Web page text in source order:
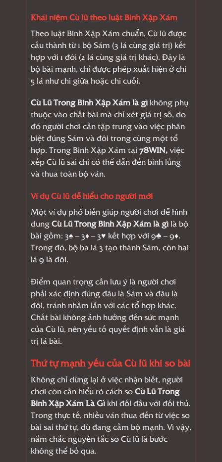
Khái niệm Cù lũ theo luật Binh Xập Xám
Theo luật Binh Xập Xám chuẩn, Cù lũ được
cấu thành từ 1 bộ Sám (3 lá cùng giá trị) kết
hợp với 1 đôi (2 lá cùng giá trị khác). Đây là
bộ bài mạnh, chỉ được phép xuất hiện ở chi
5 lá như chi giữa hoặc chi cuối.
Cù Lũ Trong Binh Xập Xám là gìkhông phụ
thuộc vào chất bài mà chỉ xét giá trị số, do
đó người chơi cần tập trung vào việc phân
biệt đúng Sám và đôi trong cùng một tổ
hợp. Trong Binh Xập Xám tại 78WIN,việc
xếp Cù lũ sai chi có thể dẫn đến binh lủng
và thua toàn bộ ván.
Ví dụ Cù lũ dễ hiểu cho người mới
Một ví dụ phổ biến giúp người chơi dễ hình
dungCù Lũ Trong Binh Xập Xám là gì là bộ
bài gồm: 3♠ – 3♦ – 3♥ kết hợp với 9♣ – 9♦.
Trong đó, bộ ba lá 3 tạo thành Sám, còn hai
lá 9 là đôi.
Điểm quan trọng cần lưu ý là người chơi
phải xác định đúng đâu là Sám và đâu là
đôi, tránh nhầm lẫn với các tổ hợp khác.
Chất bài không ảnh hưởng đến sức mạnh
của Cù lũ, nên yếu tố quyết định vẫn là giá
trị lá bài.
Thứ tự mạnh yếu của Cù lũ khi so bài
Không chỉ dừng lại ở việc nhận biết, người
chơi còn cần hiểu rõ cách soCù Lũ Trong
Binh Xập Xám Là Gìkhi đối đầu với đối thủ.
Trong thực tế, nhiều ván thua đến từ việc so
bài sai thứ tự, dù đang cầm bộ mạnh. Vì vậy,
nắm chắc nguyên tắc so Cù lũ là bước
không thể bỏ qua.